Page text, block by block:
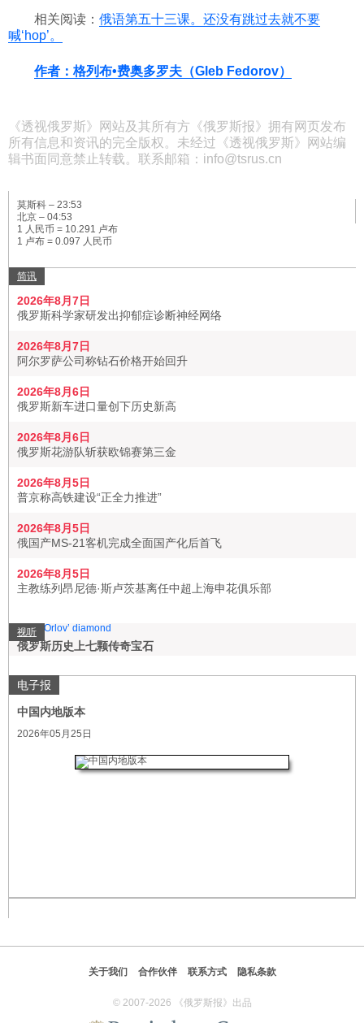
相关阅读： 俄语第五十三课。还没有跳过去就不要
喊‘hop’。
作者：格列布•费奥多罗夫（Gleb Fedorov）
《透视俄罗斯》网站及其所有方《俄罗斯报》拥有网页发布
所有信息和资讯的完全版权。未经过《透视俄罗斯》网站编
辑书面同意禁止转载。联系邮箱：info@tsrus.cn
莫斯科 – 23:53
北京 – 04:53
1 人民币 = 10.291 卢布
1 卢布 = 0.097 人民币
简讯
2026年8月7日
俄罗斯科学家研发出抑郁症诊断神经网络
2026年8月7日
阿尔罗萨公司称钻石价格开始回升
2026年8月6日
俄罗斯新车进口量创下历史新高
2026年8月6日
俄罗斯花游队斩获欧锦赛第三金
2026年8月5日
普京称高铁建设“正全力推进”
2026年8月5日
俄国产MS-21客机完成全面国产化后首飞
2026年8月5日
主教练列昂尼德·斯卢茨基离任中超上海申花俱乐部
视听
俄罗斯历史上七颗传奇宝石
电子报
中国内地版本
2026年05月25日
关于我们 合作伙伴 联系方式 隐私条款
© 2007-2026 《俄罗斯报》出品